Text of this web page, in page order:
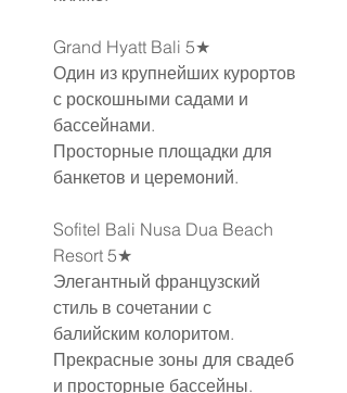
Grand Hyatt Bali 5★
Один из крупнейших курортов
с роскошными садами и
бассейнами.
Просторные площадки для
банкетов и церемоний.
Sofitel Bali Nusa Dua Beach
Resort 5★
Элегантный французский
стиль в сочетании с
балийским колоритом.
Прекрасные зоны для свадеб
и просторные бассейны.